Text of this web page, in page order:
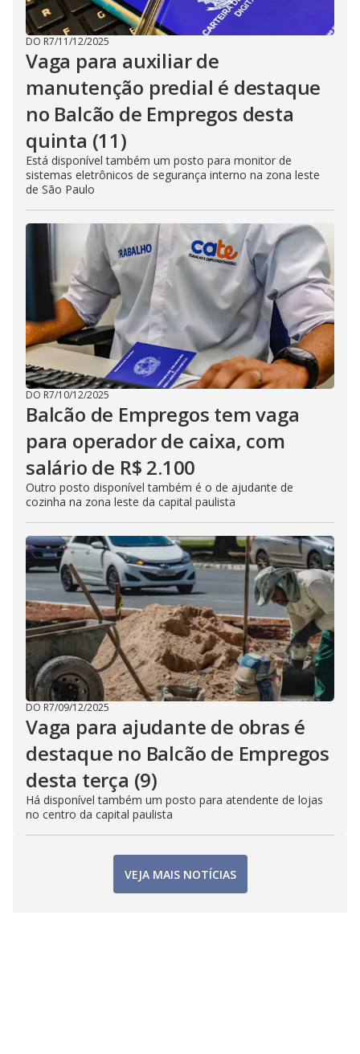
DO R7/11/12/2025
Vaga para auxiliar de
manutenção predial é destaque
no Balcão de Empregos desta
quinta (11)
Está disponível também um posto para monitor de
sistemas eletrônicos de segurança interno na zona leste
de São Paulo
DO R7/10/12/2025
Balcão de Empregos tem vaga
para operador de caixa, com
salário de R$ 2.100
Outro posto disponível também é o de ajudante de
cozinha na zona leste da capital paulista
DO R7/09/12/2025
Vaga para ajudante de obras é
destaque no Balcão de Empregos
desta terça (9)
Há disponível também um posto para atendente de lojas
no centro da capital paulista
VEJA MAIS NOTÍCIAS